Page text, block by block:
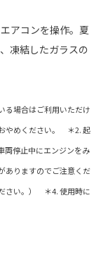
アコンを操作。夏
凍結したガラスの
る場合はご利用いただけ
やめください。 ＊2. 起
両停止中にエンジンをみ
ありますのでご注意くだ
さい。） ＊4. 使用時に